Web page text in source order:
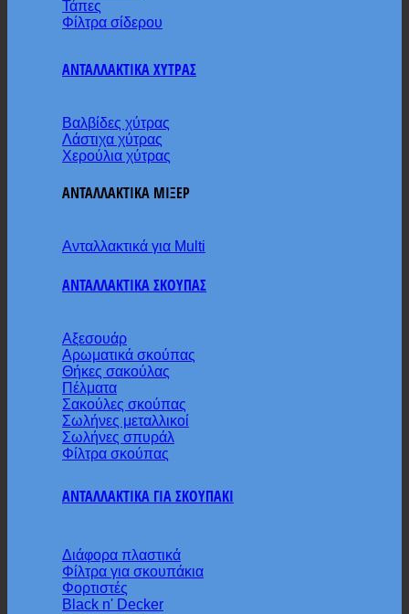
Τάπες
Φίλτρα σίδερου
ΑΝΤΑΛΛΑΚΤΙΚΑ ΧΥΤΡΑΣ
Βαλβίδες χύτρας
Λάστιχα χύτρας
Χερούλια χύτρας
ΑΝΤΑΛΛΑΚΤΙΚΑ ΜΙΞΕΡ
Ανταλλακτικά για Multi
ΑΝΤΑΛΛΑΚΤΙΚΑ ΣΚΟΥΠΑΣ
Αξεσουάρ
Αρωματικά σκούπας
Θήκες σακούλας
Πέλματα
Σακούλες σκούπας
Σωλήνες μεταλλικοί
Σωλήνες σπυράλ
Φίλτρα σκούπας
ΑΝΤΑΛΛΑΚΤΙΚΑ ΓΙΑ ΣΚΟΥΠΑΚΙ
Διάφορα πλαστικά
Φίλτρα για σκουπάκια
Φορτιστές
Black n' Decker